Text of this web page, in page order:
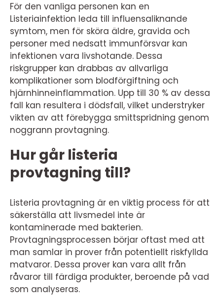
För den vanliga personen kan en
Listeriainfektion leda till influensaliknande
symtom, men för sköra äldre, gravida och
personer med nedsatt immunförsvar kan
infektionen vara livshotande. Dessa
riskgrupper kan drabbas av allvarliga
komplikationer som blodförgiftning och
hjärnhinneinflammation. Upp till 30 % av dessa
fall kan resultera i dödsfall, vilket understryker
vikten av att förebygga smittspridning genom
noggrann provtagning.
Hur går listeria
provtagning till?
Listeria provtagning är en viktig process för att
säkerställa att livsmedel inte är
kontaminerade med bakterien.
Provtagningsprocessen börjar oftast med att
man samlar in prover från potentiellt riskfyllda
matvaror. Dessa prover kan vara allt från
råvaror till färdiga produkter, beroende på vad
som analyseras.